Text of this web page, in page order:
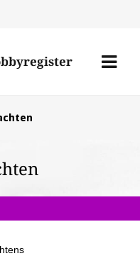
Menü